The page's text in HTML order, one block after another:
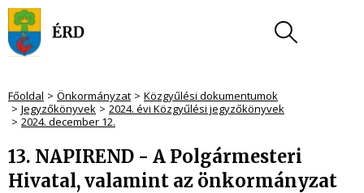
Főoldal Önkormányzat
Közgyűlési dokumentumok
Jegyzőkönyvek
2024. évi Közgyűlési jegyzőkönyvek
2024. december 12.
13. NAPIREND - A Polgármesteri
Hivatal, valamint az önkormányzat